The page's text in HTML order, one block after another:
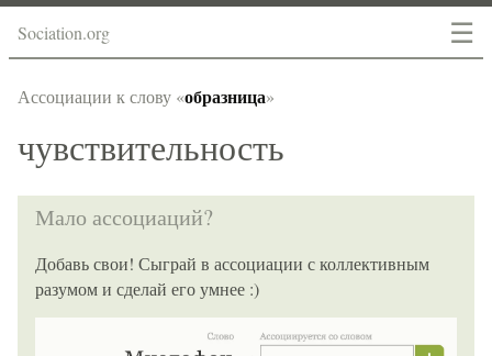
☰
Sociation.org
Ассоциации к слову «образница»
чувствительность
Мало ассоциаций?
Добавь свои! Сыграй в ассоциации с коллективным
разумом и сделай его умнее :)